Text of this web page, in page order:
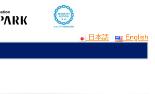
日本語 English